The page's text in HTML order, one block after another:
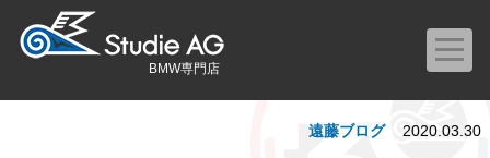
BMW専門店
遠藤ブログ 2020.03.30